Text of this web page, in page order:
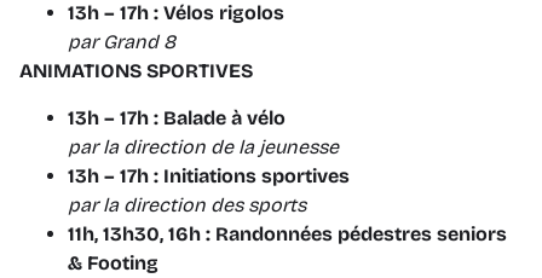
13h – 17h : Vélos rigolos
par Grand 8
ANIMATIONS SPORTIVES
13h – 17h : Balade à vélo
par la direction de la jeunesse
13h – 17h : Initiations sportives
par la direction des sports
11h, 13h30, 16h : Randonnées pédestres seniors
& Footing